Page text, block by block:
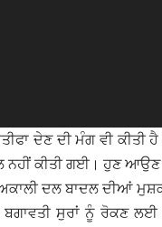
ਦੇਣ ਦੀ ਮੰਗ ਵੀ ਕੀਤੀ
ਨਹੀਂ ਕੀਤੀ ਗਈ। ਹੁਣ ਆਉਣ
ਅਕਾਲੀ ਦਲ ਬਾਦਲ ਦੀਆਂ
ਸੁਰਾਂ ਨੂੰ ਰੋਕਣ ਲਈ